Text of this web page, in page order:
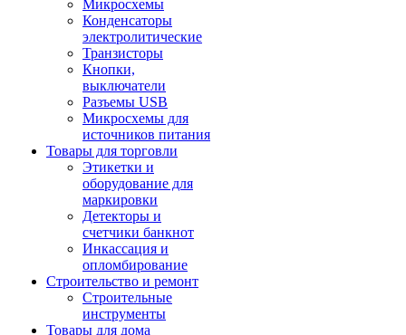
Микросхемы
Конденсаторы
электролитические
Транзисторы
Кнопки,
выключатели
Разъемы USB
Микросхемы для
источников питания
Товары для торговли
Этикетки и
оборудование для
маркировки
Детекторы и
счетчики банкнот
Инкассация и
опломбирование
Строительство и ремонт
Строительные
инструменты
Товары для дома